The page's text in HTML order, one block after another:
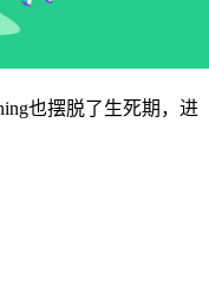
也摆脱了生死期，进